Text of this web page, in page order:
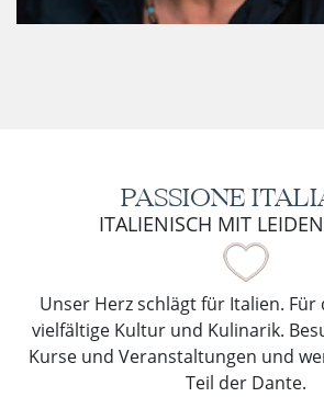
PASSIONE
ITALIENISCH MIT
Unser Herz schlägt für Italien. Für
vielfältige Kultur und Kulinarik.
Kurse und Veranstaltungen und
Teil der Dante.